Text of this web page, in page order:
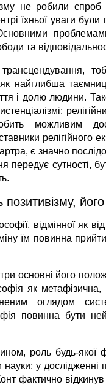
не робили
їхньої уваги
проблемами
та
найглибша
і долю людини.
можливим
релігійного
є значно
передує сутності,
позитивізму,
відмінної як
їм повинна
три основні його
як
оглядом
повинна бути
роль будь-якої
науки; у
фактично